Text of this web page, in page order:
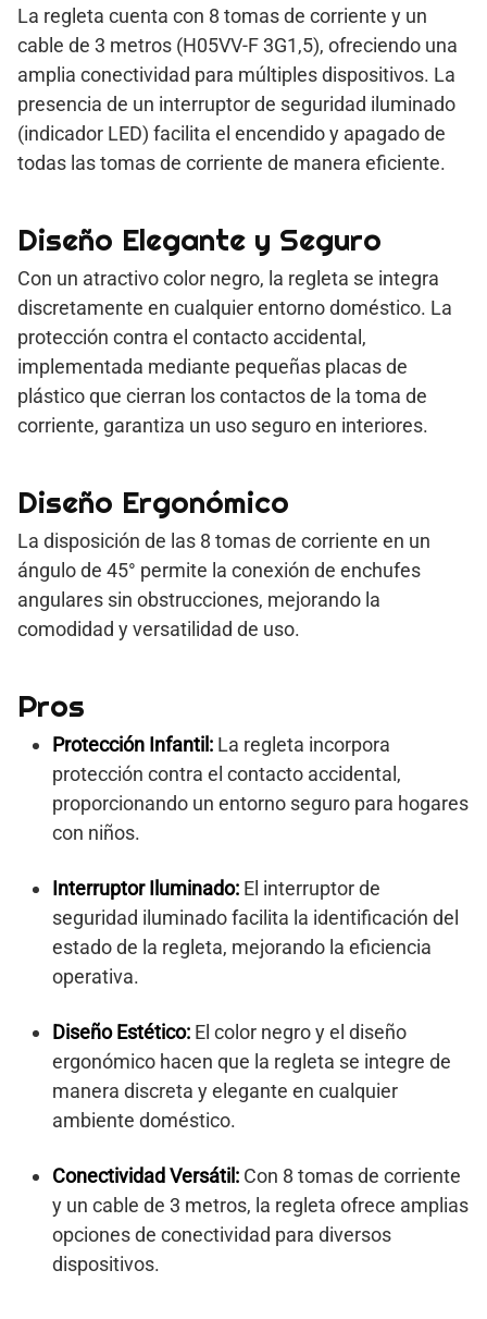
La regleta cuenta con 8 tomas de corriente y un
cable de 3 metros (H05VV-F 3G1,5), ofreciendo una
amplia conectividad para múltiples dispositivos. La
presencia de un interruptor de seguridad iluminado
(indicador LED) facilita el encendido y apagado de
todas las tomas de corriente de manera eficiente.
Diseño Elegante y Seguro
Con un atractivo color negro, la regleta se integra
discretamente en cualquier entorno doméstico. La
protección contra el contacto accidental,
implementada mediante pequeñas placas de
plástico que cierran los contactos de la toma de
corriente, garantiza un uso seguro en interiores.
Diseño Ergonómico
La disposición de las 8 tomas de corriente en un
ángulo de 45° permite la conexión de enchufes
angulares sin obstrucciones, mejorando la
comodidad y versatilidad de uso.
Pros
Protección Infantil: La regleta incorpora
protección contra el contacto accidental,
proporcionando un entorno seguro para hogares
con niños.
Interruptor Iluminado: El interruptor de
seguridad iluminado facilita la identificación del
estado de la regleta, mejorando la eficiencia
operativa.
Diseño Estético: El color negro y el diseño
ergonómico hacen que la regleta se integre de
manera discreta y elegante en cualquier
ambiente doméstico.
Conectividad Versátil: Con 8 tomas de corriente
y un cable de 3 metros, la regleta ofrece amplias
opciones de conectividad para diversos
dispositivos.